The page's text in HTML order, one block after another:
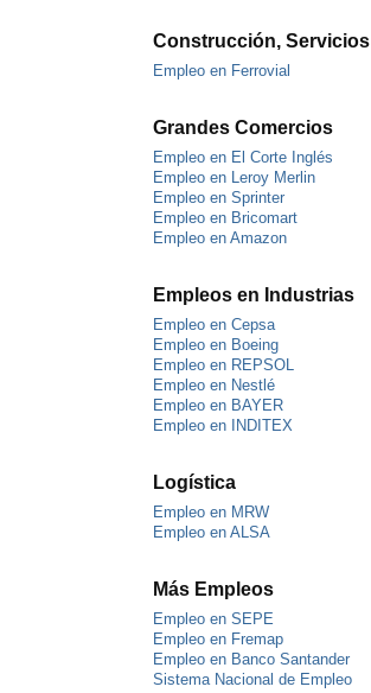
Construcción, Servicios
Empleo en Ferrovial
Grandes Comercios
Empleo en El Corte Inglés
Empleo en Leroy Merlin
Empleo en Sprinter
Empleo en Bricomart
Empleo en Amazon
Empleos en Industrias
Empleo en Cepsa
Empleo en Boeing
Empleo en REPSOL
Empleo en Nestlé
Empleo en BAYER
Empleo en INDITEX
Logística
Empleo en MRW
Empleo en ALSA
Más Empleos
Empleo en SEPE
Empleo en Fremap
Empleo en Banco Santander
Sistema Nacional de Empleo